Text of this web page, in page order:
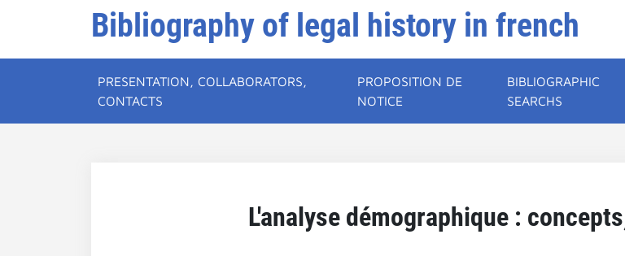
Bibliography of legal history in french
PRESENTATION, COLLABORATORS,
CONTACTS
PROPOSITION DE
NOTICE
BIBLIOGRAPHIC
SEARCHS
L'analyse démographique :